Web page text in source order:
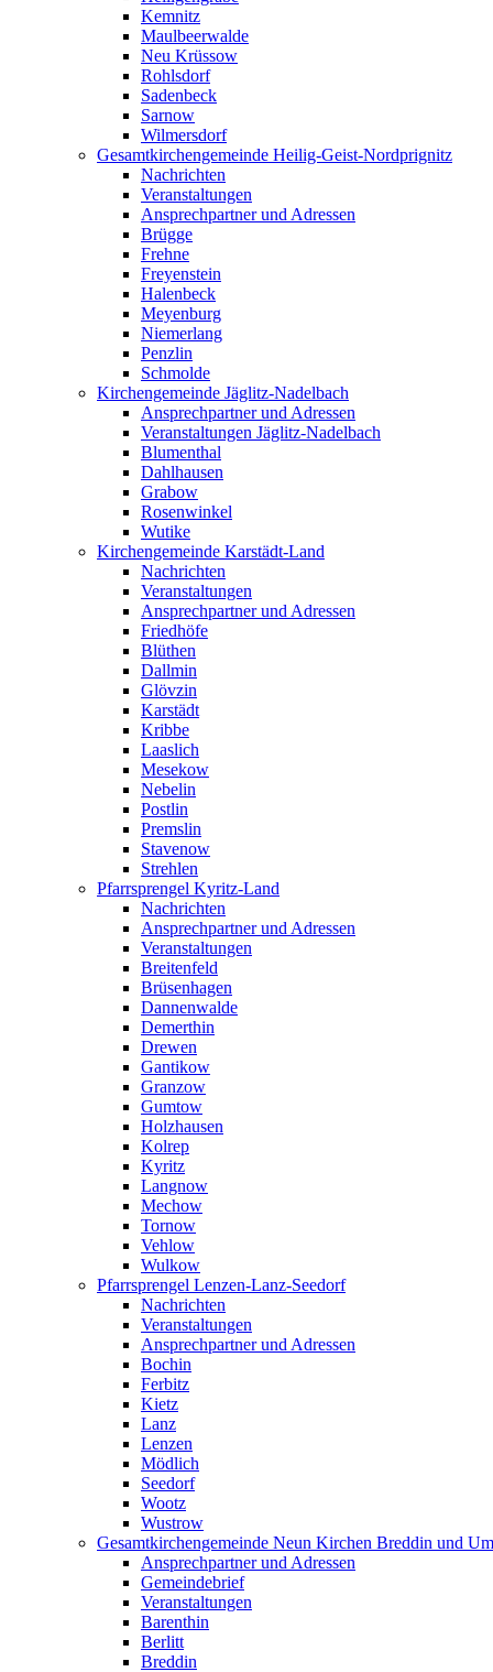
Kemnitz
Maulbeerwalde
Neu Krüssow
Rohlsdorf
Sadenbeck
Sarnow
Wilmersdorf
Gesamtkirchengemeinde Heilig-Geist-Nordprignitz
Nachrichten
Veranstaltungen
Ansprechpartner und Adressen
Brügge
Frehne
Freyenstein
Halenbeck
Meyenburg
Niemerlang
Penzlin
Schmolde
Kirchengemeinde Jäglitz-Nadelbach
Ansprechpartner und Adressen
Veranstaltungen Jäglitz-Nadelbach
Blumenthal
Dahlhausen
Grabow
Rosenwinkel
Wutike
Kirchengemeinde Karstädt-Land
Nachrichten
Veranstaltungen
Ansprechpartner und Adressen
Friedhöfe
Blüthen
Dallmin
Glövzin
Karstädt
Kribbe
Laaslich
Mesekow
Nebelin
Postlin
Premslin
Stavenow
Strehlen
Pfarrsprengel Kyritz-Land
Nachrichten
Ansprechpartner und Adressen
Veranstaltungen
Breitenfeld
Brüsenhagen
Dannenwalde
Demerthin
Drewen
Gantikow
Granzow
Gumtow
Holzhausen
Kolrep
Kyritz
Langnow
Mechow
Tornow
Vehlow
Wulkow
Pfarrsprengel Lenzen-Lanz-Seedorf
Nachrichten
Veranstaltungen
Ansprechpartner und Adressen
Bochin
Ferbitz
Kietz
Lanz
Lenzen
Mödlich
Seedorf
Wootz
Wustrow
Gesamtkirchengemeinde Neun Kirchen Breddin und
Ansprechpartner und Adressen
Gemeindebrief
Veranstaltungen
Barenthin
Berlitt
Breddin